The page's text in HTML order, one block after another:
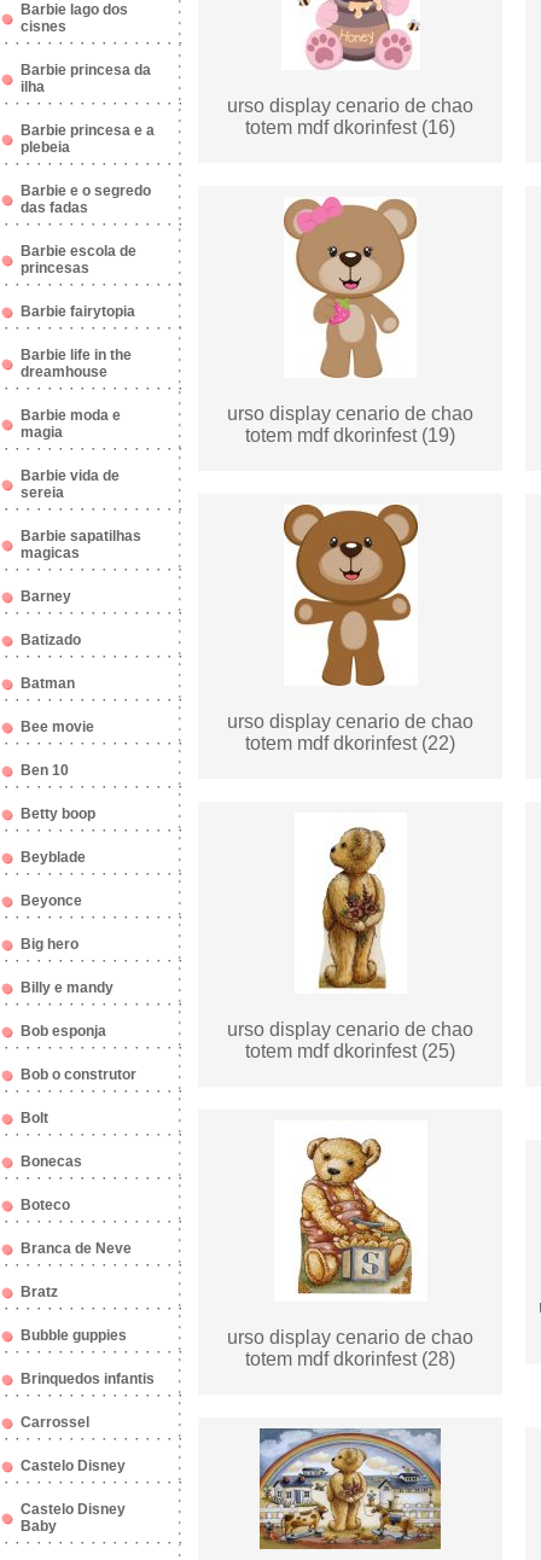
Barbie lago dos
cisnes
Barbie princesa da
ilha
Barbie princesa e a
plebeia
Barbie e o segredo
das fadas
Barbie escola de
princesas
Barbie fairytopia
Barbie life in the
dreamhouse
Barbie moda e
magia
Barbie vida de
sereia
Barbie sapatilhas
magicas
Barney
Batizado
Batman
Bee movie
Ben 10
Betty boop
Beyblade
Beyonce
Big hero
Billy e mandy
Bob esponja
Bob o construtor
Bolt
Bonecas
Boteco
Branca de Neve
Bratz
Bubble guppies
Brinquedos infantis
Carrossel
Castelo Disney
Castelo Disney
Baby
urso display cenario de chao
totem mdf dkorinfest (16)
urso display cenario de chao
totem mdf dkorinfest (19)
urso display cenario de chao
totem mdf dkorinfest (22)
urso display cenario de chao
totem mdf dkorinfest (25)
urso display cenario de chao
totem mdf dkorinfest (28)